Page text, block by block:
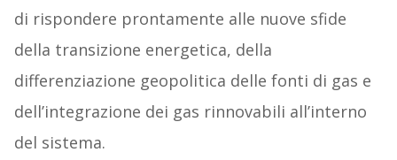
di rispondere prontamente alle nuove sfide
della transizione energetica, della
differenziazione geopolitica delle fonti di gas e
dell’integrazione dei gas rinnovabili all’interno
del sistema.